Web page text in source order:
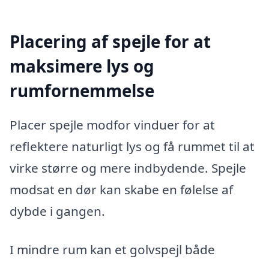
Placering af spejle for at
maksimere lys og
rumfornemmelse
Placer spejle modfor vinduer for at
reflektere naturligt lys og få rummet til at
virke større og mere indbydende. Spejle
modsat en dør kan skabe en følelse af
dybde i gangen.
I mindre rum kan et golvspejl både